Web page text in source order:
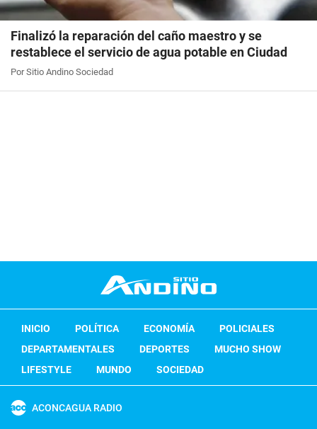
Finalizó la reparación del caño maestro y se
restablece el servicio de agua potable en Ciudad
Por Sitio Andino Sociedad
INICIO POLÍTICA ECONOMÍA
POLICIALES
DEPARTAMENTALES
DEPORTES
MUCHO SHOW
LIFESTYLE
MUNDO SOCIEDAD
ACONCAGUA RADIO